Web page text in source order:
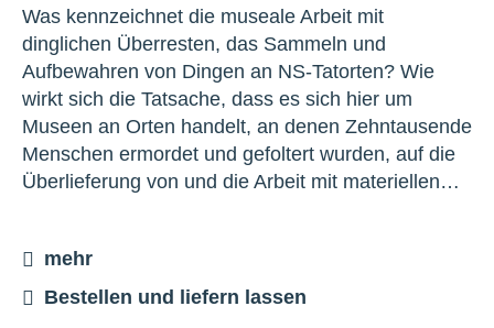
Was kennzeichnet die museale Arbeit mit
dinglichen Überresten, das Sammeln und
Aufbewahren von Dingen an NS-Tatorten? Wie
wirkt sich die Tatsache, dass es sich hier um
Museen an Orten handelt, an denen Zehntausende
Menschen ermordet und gefoltert wurden, auf die
Überlieferung von und die Arbeit mit materiellen…
mehr
Bestellen und liefern lassen